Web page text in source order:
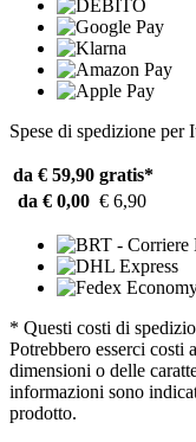
Spese di spedizione per
da € 59,90 gratis*
da € 0,00 € 6,90
* Questi costi di
Potrebbero esserci costi
dimensioni o delle
informazioni sono
prodotto.